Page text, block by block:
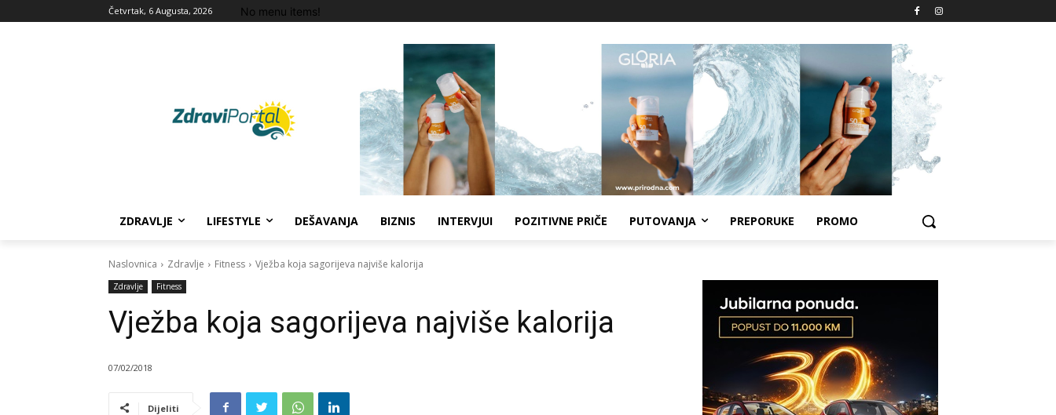
Četvrtak, 6 Augusta, 2026 No menu items!
ZDRAVLJE LIFESTYLE DEŠAVANJA BIZNIS INTERVJUI POZITIVNE PRIČE PUTOVANJA PREPORUKE PROMO
Naslovnica Zdravlje Fitness Vježba koja sagorijeva najviše kalorija
Zdravlje Fitness
Vježba koja sagorijeva najviše kalorija
07/02/2018
Dijeliti